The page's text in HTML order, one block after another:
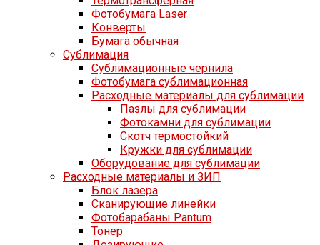
Фотобумага Laser
Конверты
Бумага обычная
Сублимация
Сублимационные чернила
Фотобумага сублимационная
Расходные материалы для сублимации
Пазлы для сублимации
Фотокамни для сублимации
Скотч термостойкий
Кружки для сублимации
Оборудование для сублимации
Расходные материалы и ЗИП
Блок лазера
Сканирующие линейки
Фотобарабаны Pantum
Тонер